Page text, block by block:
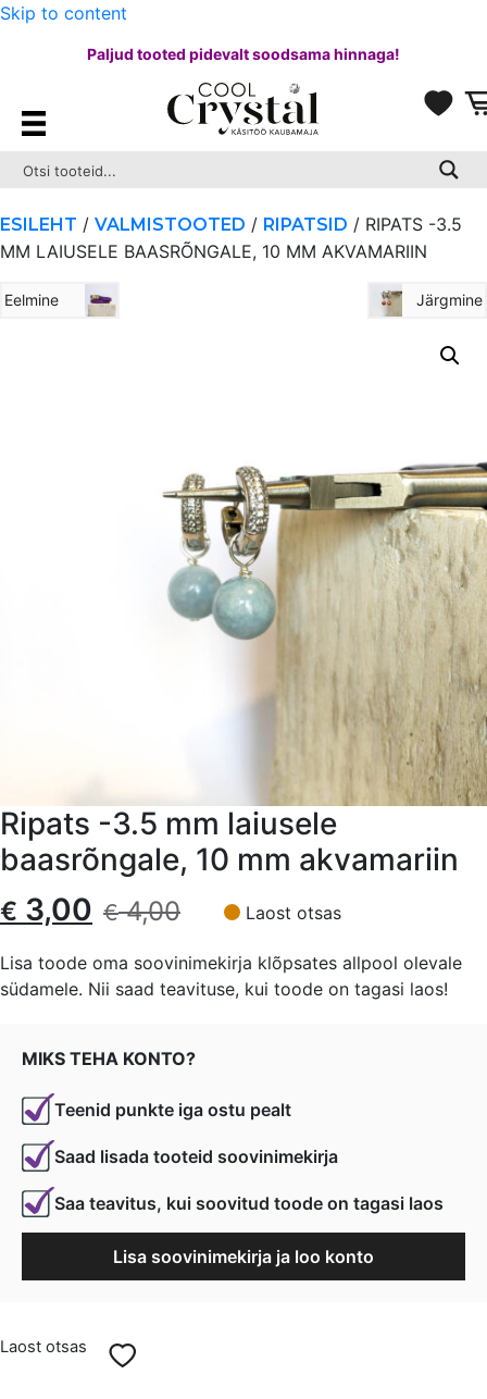
Skip to content
Paljud tooted pidevalt soodsama hinnaga!
ESILEHT / VALMISTOOTED / RIPATSID / RIPATS -3.5
MM LAIUSELE BAASRÕNGALE, 10 MM AKVAMARIIN
Eelmine Järgmine
Ripats -3.5 mm laiusele
baasrõngale, 10 mm akvamariin
€4,00
Algne
hind
oli:
€ 4,00.
€ 3,00
Current
price
is:
€ 3,00.
Laost otsas
Lisa toode oma soovinimekirja klõpsates allpool olevale
südamele. Nii saad teavituse, kui toode on tagasi laos!
MIKS TEHA KONTO?
Teenid punkte iga ostu pealt
Saad lisada tooteid soovinimekirja
Saa teavitus, kui soovitud toode on tagasi laos
Lisa soovinimekirja ja loo konto
Laost otsas